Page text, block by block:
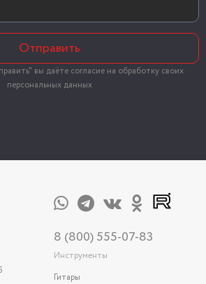
Отправить
вы даёте согласие на обработку своих
персональных данных
8 (800) 555-07-83
Инструменты
Гитары